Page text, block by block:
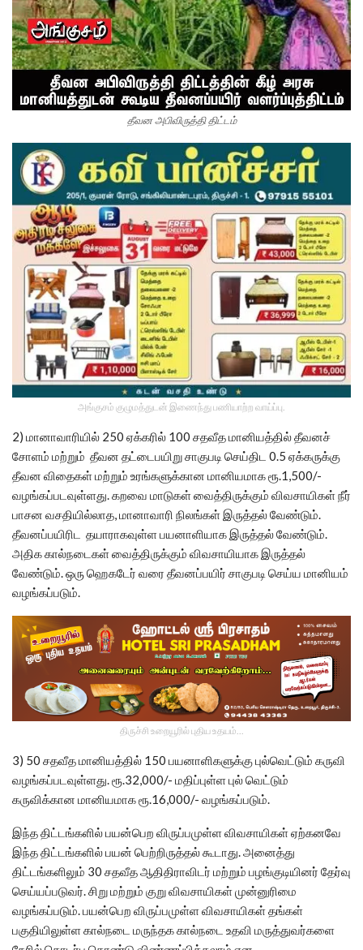
தீவன அபிவிருத்தி திட்டம்
அங்குசம் குழுமத்துடன் இணைந்து பணியாற்ற வாய்ப்பு.
2) மானாவாரியில் 250 ஏக்கரில் 100 சதவீத மானியத்தில் தீவனச்
சோளம் மற்றும் தீவன தட்டைபயிறு சாகுபடி செய்திட 0.5 ஏக்கருக்கு
தீவன விதைகள் மற்றும் உரங்களுக்கான மானியமாக ரூ.1,500/-
வழங்கப்படவுள்ளது. கறவை மாடுகள் வைத்திருக்கும் விவசாயிகள் நீர்
பாசன வசதியில்லாத, மானாவாரி நிலங்கள் இருத்தல் வேண்டும்.
தீவனப்பயிரிட தயாராகவுள்ள பயனாளியாக இருத்தல் வேண்டும்.
அதிக கால்நடைகள் வைத்திருக்கும் விவசாயியாக இருத்தல்
வேண்டும். ஒரு ஹெகடேர் வரை தீவனப்பயிர் சாகுபடி செய்ய மானியம்
வழங்கப்படும்.
திருச்சி உறையூரில் புதிய உதயம்...
3) 50 சதவீத மானியத்தில் 150 பயனாளிகளுக்கு புல்வெட்டும் கருவி
வழங்கப்படவுள்ளது. ரூ.32,000/- மதிப்புள்ள புல் வெட்டும்
கருவிக்கான மானியமாக ரூ.16,000/- வழங்கப்படும்.
இந்த திட்டங்களில் பயன்பெற விருப்பமுள்ள விவசாயிகள் ஏற்கனவே
இந்த திட்டங்களில் பயன் பெற்றிருத்தல் கூடாது. அனைத்து
திட்டங்களிலும் 30 சதவீத ஆதிதிராவிடர் மற்றும் பழங்குடியினர் தேர்வு
செய்யப்படுவர். சிறு மற்றும் குறு விவசாயிகள் முன்னுரிமை
வழங்கப்படும். பயன்பெற விருப்பமுள்ள விவசாயிகள் தங்கள்
பகுதியிலுள்ள கால்நடை மருந்தக கால்நடை உதவி மருத்துவர்களை